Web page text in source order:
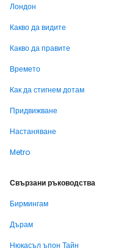
Лондон
Какво да видите
Какво да правите
Времето
Как да стигнем дотам
Придвижване
Настаняване
Metro
Свързани ръководства
Бирмингам
Дърам
Нюкасъл ъпон Тайн